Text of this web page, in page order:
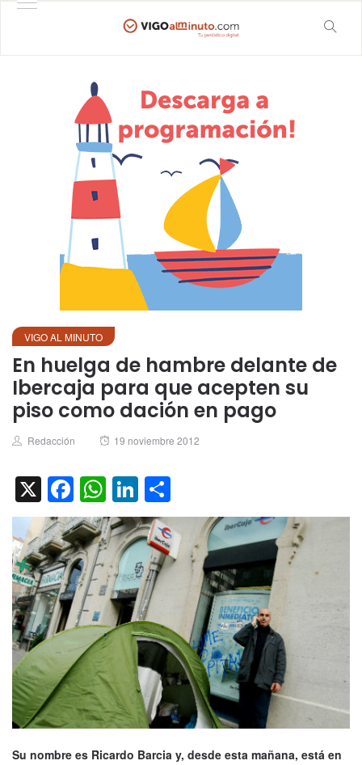
VIGO AL MINUTO
En huelga de hambre delante de
Ibercaja para que acepten su
piso como dación en pago
Author
Redacción
Posted
19 noviembre 2012
X Facebook
WhatsApp
LinkedIn
Su nombre es Ricardo Barcia y, desde esta mañana, está en